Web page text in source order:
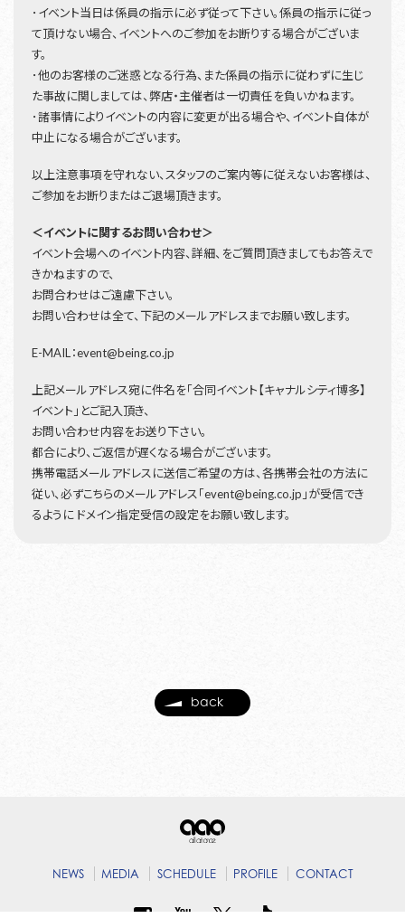
･イベント当日は係員の指示に必ず従って下さい。係員の指示に従っ
て頂けない場合、イベントへのご参加をお断りする場合がございま
す。
･他のお客様のご迷惑となる行為、また係員の指示に従わずに生じ
た事故に関しましては、弊店・主催者は一切責任を負いかねます。
･諸事情によりイベントの内容に変更が出る場合や、イベント自体が
中止になる場合がございます。
以上注意事項を守れない、スタッフのご案内等に従えないお客様は、
ご参加をお断りまたはご退場頂きます。
＜イベントに関するお問い合わせ＞
イベント会場へのイベント内容、詳細、をご質問頂きましてもお答えで
きかねますので、
お問合わせはご遠慮下さい。
お問い合わせは全て、下記のメールアドレスまでお願い致します。
E-MAIL：event@being.co.jp
上記メールアドレス宛に件名を「合同イベント【キャナルシティ博多】
イベント」とご記入頂き、
お問い合わせ内容をお送り下さい。
都合により、ご返信が遅くなる場合がございます。
携帯電話メールアドレスに送信ご希望の方は、各携帯会社の方法に
従い、必ずこちらのメールアドレス「event@being.co.jp」が受信でき
るように ドメイン指定受信の設定をお願い致します。
back
NEWS MEDIA SCHEDULE PROFILE CONTACT